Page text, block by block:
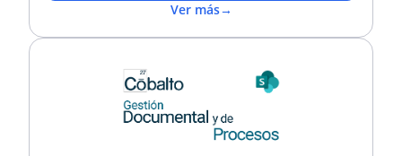
Ver más→